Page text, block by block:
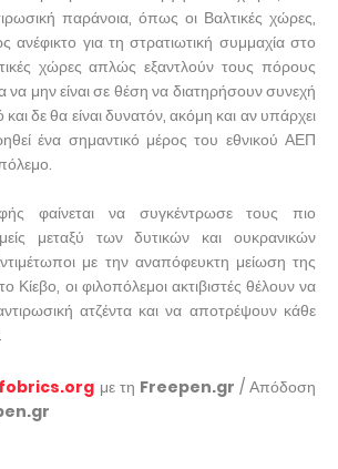
παράνοια, όπως οι Βαλτικές χώρες,
ανέφικτο για τη στρατιωτική συμμαχία στο
χώρες απλώς εξαντλούν τους πόρους
να μην είναι σε θέση να διατηρήσουν συνεχή
δε θα είναι δυνατόν, ακόμη και αν υπάρχει
ένα σημαντικό μέρος του εθνικού ΑΕΠ
φαίνεται να συγκέντρωσε τους πιο
μεταξύ των δυτικών και ουκρανικών
με την αναπόφευκτη μείωση της
Κίεβο, οι φιλοπόλεμοι ακτιβιστές θέλουν να
ατζέντα και να αποτρέψουν κάθε
με τη Freepen.gr / Απόδοση